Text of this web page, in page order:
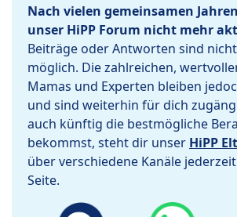
Nach vielen gemeinsamen
unser HiPP Forum nicht mehr
Beiträge oder Antworten sind
möglich. Die zahlreichen,
Mamas und Experten bleiben
und sind weiterhin für dich
auch künftig die bestmögliche
bekommst, steht dir unser HiPP
über verschiedene Kanäle
Seite.